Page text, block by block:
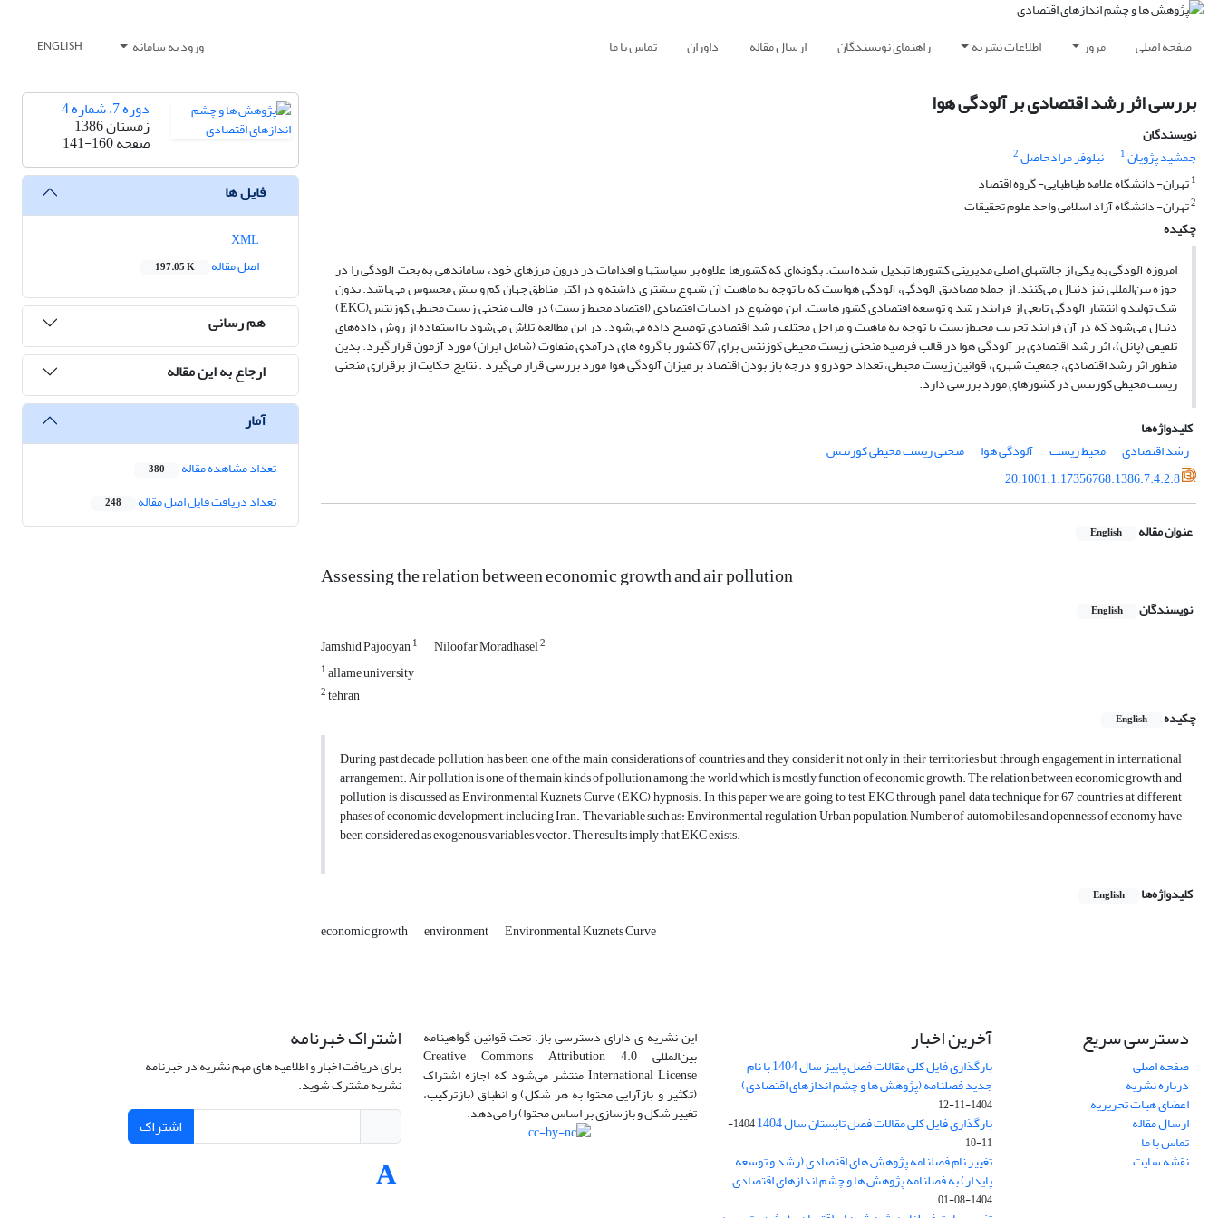
صفحه اصلی مرور اطلاعات نشریه راهنمای نویسندگان ارسال مقاله داوران تماس با ما ورود به سامانه ENGLISH
بررسی اثر رشد اقتصادی بر آلودگی هوا
نویسندگان
جمشید پژویان1 نیلوفر مرادحاصل2
1تهران- دانشگاه علامه طباطبایی- گروه اقتصاد
2تهران- دانشگاه آزاد اسلامی واحد علوم تحقیقات
چکیده
امروزه آلودگی به یکی از چالشهای اصلی مدیریتی کشورها تبدیل شده است. بگونه‌ای که کشورها علاوه بر سیاستها و اقدامات در درون مرزهای خود، ساماندهی به بحث آلودگی را در
حوزه بین‌المللی نیز دنبال می‌کنند. از جمله مصادیق آلودگی، آلودگی هواست که با توجه به ماهیت آن شیوع بیشتری داشته و در اکثر مناطق جهان کم و بیش محسوس می‌باشد. بدون
شک تولید و انتشار آلودگی تابعی از فرایند رشد و توسعه اقتصادی کشورهاست. این موضوع در ادبیات اقتصادی (اقتصاد محیط زیست) در قالب منحنی زیست محیطی کوزنتس(EKC)
دنبال می‌شود که در آن فرایند تخریب محیط‌زیست با توجه به ماهیت و مراحل مختلف رشد اقتصادی توضیح داده می‌شود. در این مطالعه تلاش می‌شود با استفاده از روش داده‌های
تلفیقی (پانل)، اثر رشد اقتصادی بر آلودگی هوا در قالب فرضیه منحنی زیست محیطی کوزنتس برای 67 کشور با گروه های درآمدی متفاوت (شامل ایران) مورد آزمون قرار گیرد. بدین
منظور اثر رشد اقتصادی، جمعیت شهری، قوانین زیست محیطی، تعداد خودرو و درجه باز بودن اقتصاد بر میزان آلودگی هوا مورد بررسی قرار می‌گیرد . نتایج حکایت از بر‌قراری منحنی
زیست محیطی کوزنتس در کشورهای مورد بررسی دارد.
کلیدواژه‌ها
رشد اقتصادی
محیط زیست آلودگی هوا
منحنی زیست محیطی کوزنتس
20.1001.1.17356768.1386.7.4.2.8
عنوان مقاله English
Assessing the relation between economic growth and air pollution
نویسندگان English
Jamshid Pajooyan1 Niloofar Moradhasel2
1allame university
2tehran
چکیده
English
During past decade pollution has been one of the main considerations of countries and they consider it not only in their territories but through engagement in international
arrangement. Air pollution is one of the main kinds of pollution among the world which is mostly function of economic growth. The relation between economic growth and
pollution is discussed as Environmental Kuznets Curve (EKC) hypnosis. In this paper we are going to test EKC through panel data technique for 67 countries at different
phases of economic development, including Iran. The variable such as: Environmental regulation, Urban population, Number of automobiles and openness of economy have
been considered as exogenous variables vector. The results imply that EKC exists.
کلیدواژه‌ها English
economic growth environment Environmental Kuznets Curve
دوره 7، شماره 4
زمستان 1386
صفحه141-160
فایل ها
اصل مقاله
197.05 K
هم رسانی
ارجاع به این مقاله
آمار
تعداد مشاهده مقاله 380
تعداد دریافت فایل اصل مقاله 248
دسترسی سریع
صفحه اصلی
درباره نشریه
اعضای هیات تحریریه
ارسال مقاله
تماس با ما
نقشه سایت
آخرین اخبار
بارگذاری فایل کلی مقالات فصل پاییز سال 1404 با نام
جدید فصلنامه (پژوهش ها و چشم اندازهای اقتصادی)
1404-11-12
بارگذاری فایل کلی مقالات فصل تابستان سال 1404
1404-
11-10
تغییر نام فصلنامه پژوهش های اقتصادی (رشد و توسعه
پایدار) به فصلنامه پژوهش ها و چشم اندازهای اقتصادی
1404-08-01
این نشریه ی دارای دسترسی باز، تحت قوانین گواهینامه
بین‌المللی Creative Commons Attribution 4.0
International License منتشر می‌شود که اجازه اشتراک
(تکثیر و بازآرایی محتوا به هر شکل) و انطباق (بازترکیب،
تغییر شکل و بازسازی بر اساس محتوا) را می‌دهد.
اشتراک خبرنامه
برای دریافت اخبار و اطلاعیه های مهم نشریه در خبرنامه
نشریه مشترک شوید.
اشتراک